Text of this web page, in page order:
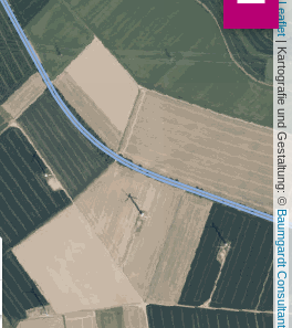
Leaflet
| Kartografie und Gestaltung: ©
Baumgardt Consultants GbR